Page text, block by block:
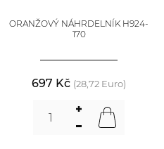
ORANŽOVÝ NÁHRDELNÍK H924-
170
697 Kč (28,72 Euro)